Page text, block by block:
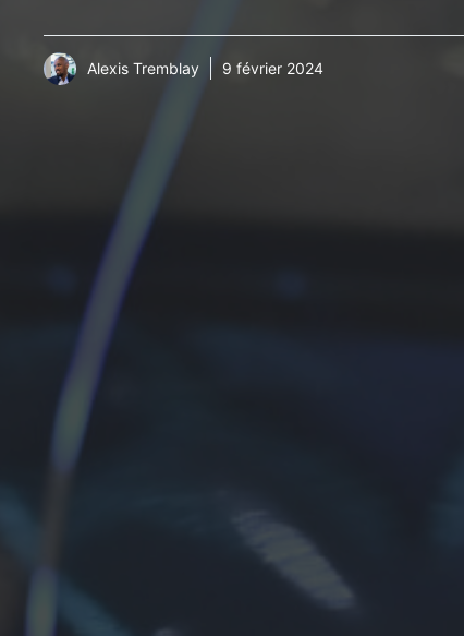
Alexis Tremblay 9 février 2024